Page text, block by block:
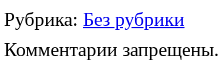
Рубрика: Без рубрики
Комментарии запрещены.